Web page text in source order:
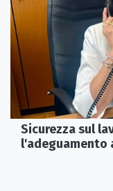
Sicurezza sul
l'adeguamento